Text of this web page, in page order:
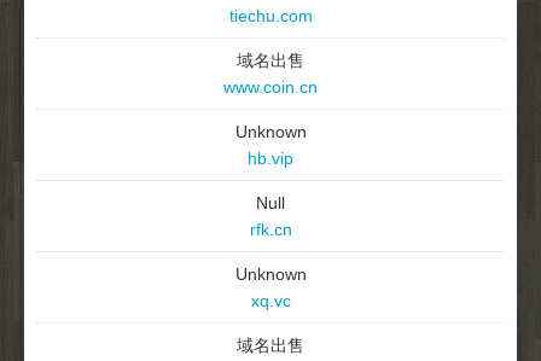
tiechu.com
域名出售
www.coin.cn
Unknown
hb.vip
Null
rfk.cn
Unknown
xq.vc
域名出售